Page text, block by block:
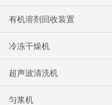
有机溶剂回收装置
冷冻干燥机
超声波清洗机
匀浆机